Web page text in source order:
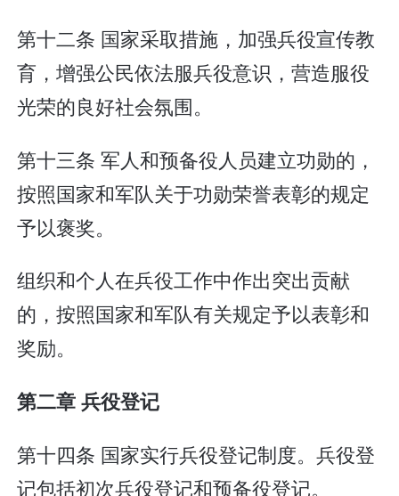
第十二条 国家采取措施，加强兵役宣传教
育，增强公民依法服兵役意识，营造服役
光荣的良好社会氛围。
第十三条 军人和预备役人员建立功勋的，
按照国家和军队关于功勋荣誉表彰的规定
予以褒奖。
组织和个人在兵役工作中作出突出贡献
的，按照国家和军队有关规定予以表彰和
奖励。
第二章 兵役登记
第十四条 国家实行兵役登记制度。兵役登
记包括初次兵役登记和预备役登记。